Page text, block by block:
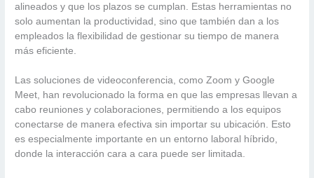
alineados y que los plazos se cumplan. Estas herramientas no
solo aumentan la productividad, sino que también dan a los
empleados la flexibilidad de gestionar su tiempo de manera
más eficiente.
Las soluciones de videoconferencia, como Zoom y Google
Meet, han revolucionado la forma en que las empresas llevan a
cabo reuniones y colaboraciones, permitiendo a los equipos
conectarse de manera efectiva sin importar su ubicación. Esto
es especialmente importante en un entorno laboral híbrido,
donde la interacción cara a cara puede ser limitada.